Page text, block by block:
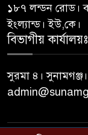
৮
৯
১০
১৮৭ লন্ডন রোড।
ইংল্যান্ড। ইউ,কে।
বিভাগীয় কার্যালয়ঃ
সুরমা ৪।